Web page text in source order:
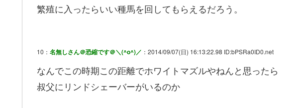
繁殖に入ったらいい種馬を回してもらえるだろう。
10： 名無しさん＠恐縮です＠＼(^o^)／ ：2014/09/07(日) 16:13:22.98 ID:bPSRa0ID0.net
なんでこの時期この距離でホワイトマズルやねんと思ったら
叔父にリンドシェーバーがいるのか